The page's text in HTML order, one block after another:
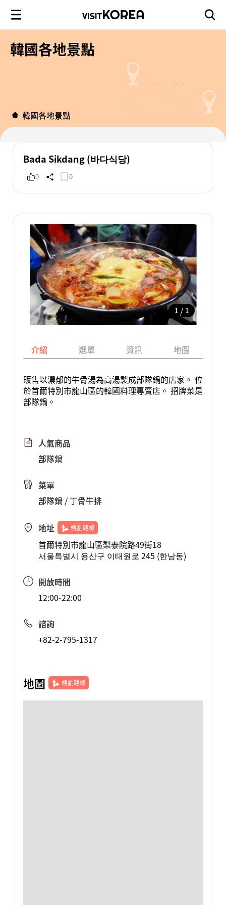
韓國各地景點
韓國各地景點
Bada Sikdang (바다식당)
0 0
1 / 1
介紹 選單 資訊 地圖
販售以濃郁的牛骨湯為高湯製成部隊鍋的店家。 位
於首爾特別市龍山區的韓國料理專賣店。 招牌菜是
部隊鍋。
人氣商品
部隊鍋
菜單
部隊鍋 / 丁骨牛排
地址 規劃路線
首爾特別市龍山區梨泰院路49街18
서울특별시 용산구 이태원로 245 (한남동)
開放時間
12:00-22:00
諮詢
+82-2-795-1317
地圖 規劃路線